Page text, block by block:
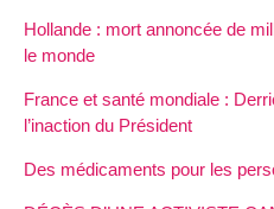
Hollande : mort annoncée de
le monde
France et santé mondiale :
l’inaction du Président
Des médicaments pour les